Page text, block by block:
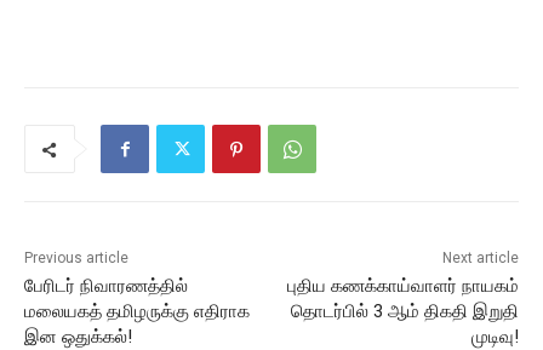
Previous article
பேரிடர் நிவாரணத்தில்
மலையகத் தமிழருக்கு எதிராக
இன ஒதுக்கல்!
Next article
புதிய கணக்காய்வாளர் நாயகம்
தொடர்பில் 3 ஆம் திகதி இறுதி
முடிவு!